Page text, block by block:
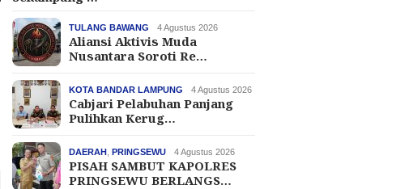
TULANG BAWANG 4 Agustus 2026
Aliansi Aktivis Muda
Nusantara Soroti Re…
KOTA BANDAR LAMPUNG 4 Agustus 2026
Cabjari Pelabuhan Panjang
Pulihkan Kerug…
DAERAH ,PRINGSEWU 4 Agustus 2026
PISAH SAMBUT KAPOLRES
PRINGSEWU BERLANGS…